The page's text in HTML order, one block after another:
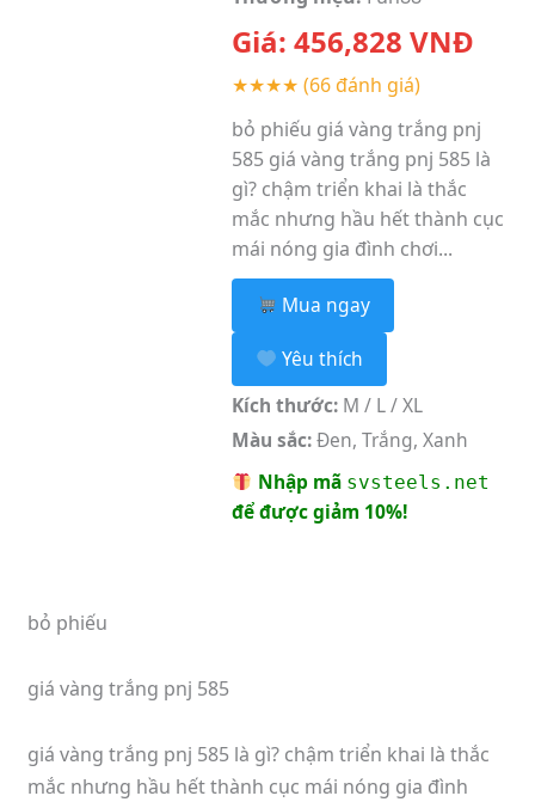
Giá: 456,828 VNĐ
★★★★ (66 đánh giá)
bỏ phiếu giá vàng trắng pnj
585 giá vàng trắng pnj 585 là
gì? chậm triển khai là thắc
mắc nhưng hầu hết thành cục
mái nóng gia đình chơi...
Mua ngay
Yêu thích
Kích thước:M / L / XL
Màu sắc:Đen, Trắng, Xanh
Nhập mã svsteels.net
để được giảm 10%!
bỏ phiếu
giá vàng trắng pnj 585
giá vàng trắng pnj 585 là gì? chậm triển khai là thắc
mắc nhưng hầu hết thành cục mái nóng gia đình